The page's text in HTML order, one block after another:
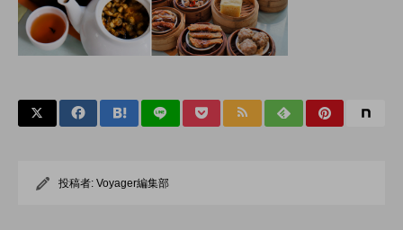
投稿者: Voyager編集部